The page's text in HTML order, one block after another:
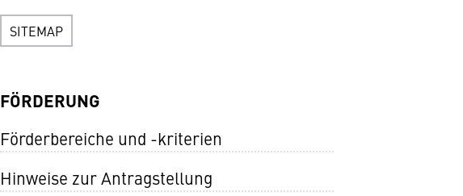
SITEMAP
FÖRDERUNG
Förderbereiche und -kriterien
Hinweise zur Antragstellung